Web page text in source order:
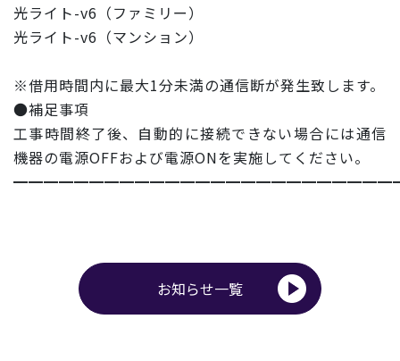
光ライト-v6（ファミリー）
光ライト-v6（マンション）
※借用時間内に最大1分未満の通信断が発生致します。
●補足事項
工事時間終了後、自動的に接続できない場合には通信
機器の電源OFFおよび電源ONを実施してください。
お知らせ一覧